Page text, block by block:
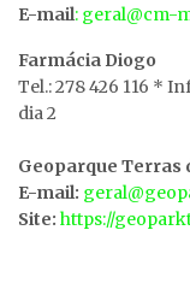
E-mail: geral@cm-
Farmácia Diogo
Tel.: 278 426 116 *
dia 2
Geoparque Terras
E-mail:
Site: https://